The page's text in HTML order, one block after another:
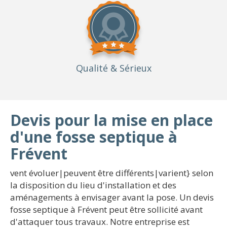
Qualité & Sérieux
Devis pour la mise en place
d'une fosse septique à
Frévent
vent évoluer|peuvent être différents|varient} selon
la disposition du lieu d'installation et des
aménagements à envisager avant la pose. Un devis
fosse septique à Frévent peut être sollicité avant
d'attaquer tous travaux. Notre entreprise est